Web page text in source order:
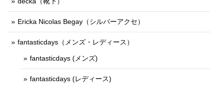
Ericka Nicolas Begay（シルバーアクセ）
fantasticdays（メンズ・レディース）
fantasticdays (メンズ)
fantasticdays (レディース)